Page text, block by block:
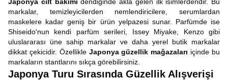
markalar, temizleyicilerden nemlendiricilere, serumlardan
maskelere kadar geniş bir ürün yelpazesi sunar. Parfümde ise
Shiseido'nun kendi parfüm serileri, Issey Miyake, Kenzo gibi
uluslararası üne sahip markalar ve daha yerel butik markalar
dikkat çekicidir. Özellikle Japonya güzellik mağazaları içinde bu
markaların stantlarını sıkça görebilirsiniz.
Japonya Turu Sırasında Güzellik Alışverişi